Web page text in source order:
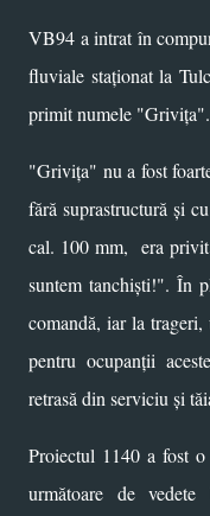
VB94 a intrat în
fluviale staționat la
primit numele "Grivița".
"Grivița" nu a fost
fără suprastructură și
cal. 100 mm, era privit
suntem tanchiști!". În
comandă, iar la trageri,
pentru ocupanții
retrasă din serviciu și
Proiectul 1140 a fost o
următoare de